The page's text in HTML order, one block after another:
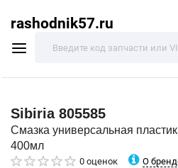
rashodnik57.ru
Sibiria 805585
Смазка универсальная
400мл
0 оценок О